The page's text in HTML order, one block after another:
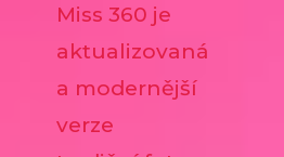
Miss 360 je
aktualizovaná
a modernější
verze